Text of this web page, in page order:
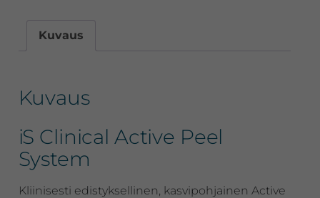
Kuvaus
Kuvaus
iS Clinical Active Peel
System
Kliinisesti edistyksellinen, kasvipohjainen Active